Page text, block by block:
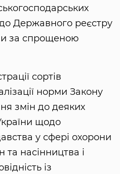
Державного реєстру
за спрощеною
сортів
норми Закону
змін до деяких
щодо
у сфері охорони
насінництва і
із